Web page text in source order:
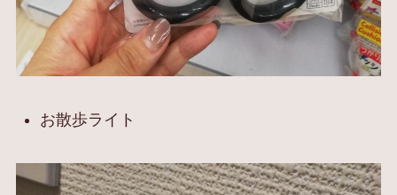
お散歩ライト